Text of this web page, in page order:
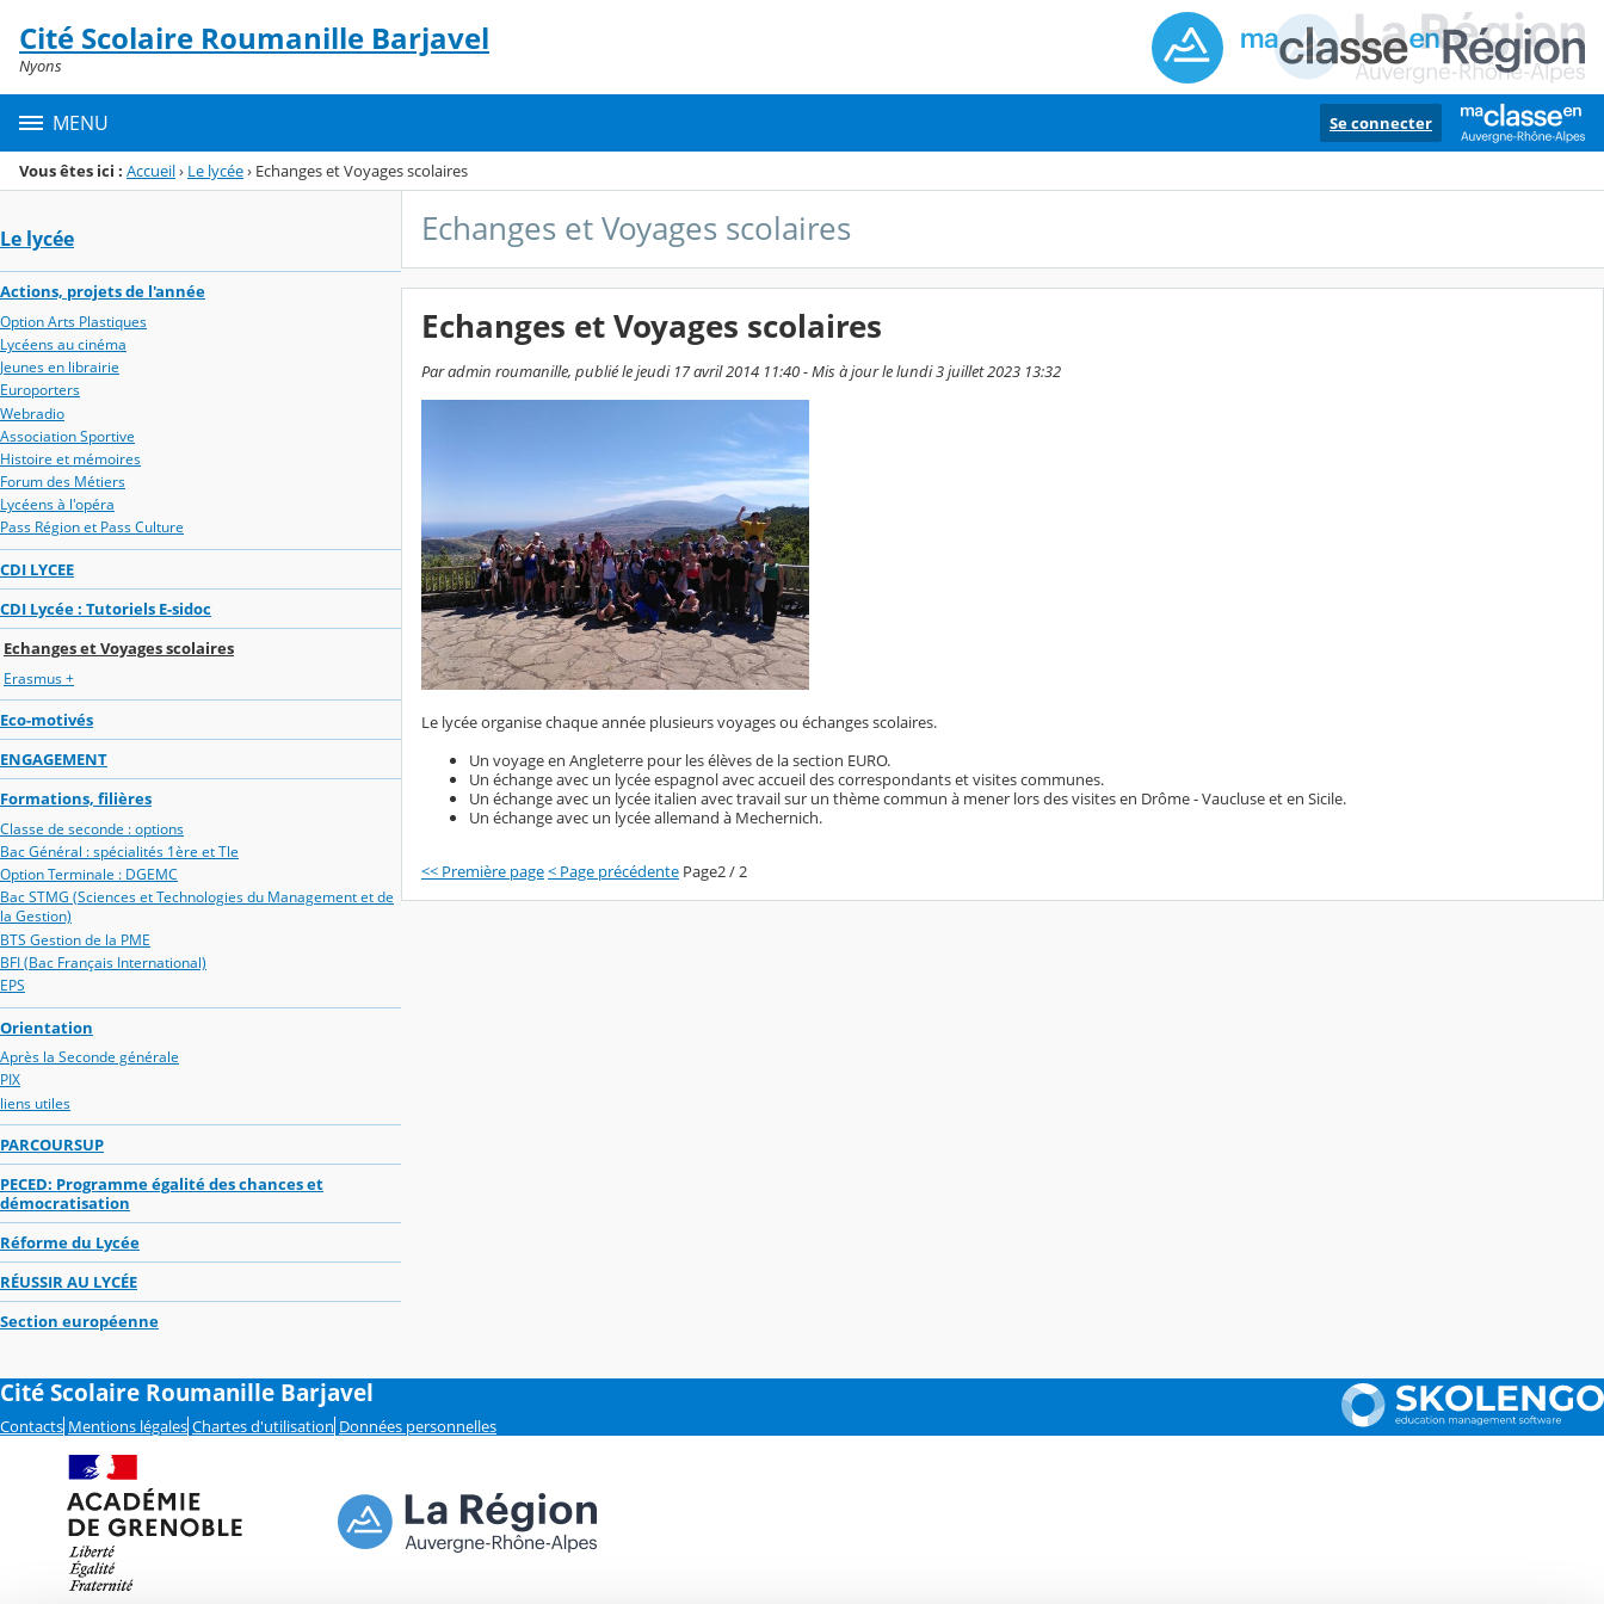
Menu de la rubrique
Contenu
Cité Scolaire Roumanille Barjavel
Nyons
MENU Se connecter
Vous êtes ici : Accueil› Le lycée› Echanges et Voyages scolaires
Le lycée
Actions, projets de l'année
Option Arts Plastiques
Lycéens au cinéma
Jeunes en librairie
Europorters
Webradio
Association Sportive
Histoire et mémoires
Forum des Métiers
Lycéens à l'opéra
Pass Région et Pass Culture
CDI LYCEE
CDI Lycée : Tutoriels E-sidoc
Echanges et Voyages scolaires
Erasmus +
Eco-motivés
ENGAGEMENT
Formations, filières
Classe de seconde : options
Bac Général : spécialités 1ère et Tle
Option Terminale : DGEMC
Bac STMG (Sciences et Technologies du Management et de
la Gestion)
BTS Gestion de la PME
BFI (Bac Français International)
EPS
Orientation
Après la Seconde générale
PIX
liens utiles
PARCOURSUP
PECED: Programme égalité des chances et
démocratisation
Réforme du Lycée
RÉUSSIR AU LYCÉE
Section européenne
Echanges et Voyages scolaires
Echanges et Voyages scolaires
Par admin roumanille, publié le jeudi 17 avril 2014 11:40 - Mis à jour le lundi 3 juillet 2023 13:32
Le lycée organise chaque année plusieurs voyages ou échanges scolaires.
Un voyage en Angleterre pour les élèves de la section EURO.
Un échange avec un lycée espagnol avec accueil des correspondants et visites communes.
Un échange avec un lycée italien avec travail sur un thème commun à mener lors des visites en Drôme - Vaucluse et en Sicile.
Un échange avec un lycée allemand à Mechernich.
<< Première page< Page précédente Page2 / 2
Cité Scolaire Roumanille Barjavel
Contacts Mentions légales Chartes d'utilisation Données personnelles